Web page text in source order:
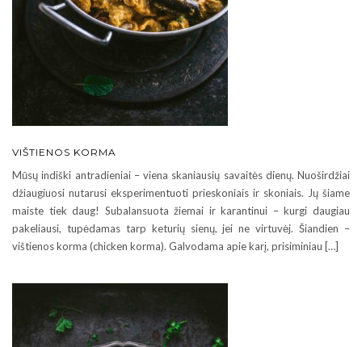
VIŠTIENOS KORMA
Mūsų indiški antradieniai – viena skaniausių savaitės dienų. Nuoširdžiai
džiaugiuosi nutarusi eksperimentuoti prieskoniais ir skoniais. Jų šiame
maiste tiek daug! Subalansuota žiemai ir karantinui – kurgi daugiau
pakeliausi, tupėdamas tarp keturių sienų, jei ne virtuvėj. Šiandien –
vištienos korma (chicken korma). Galvodama apie karį, prisiminiau […]